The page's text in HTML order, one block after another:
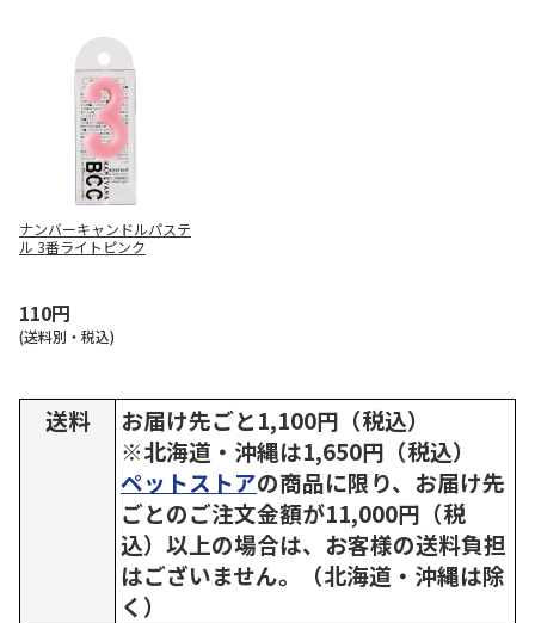
ナンバーキャンドルパステ
ル 3番ライトピンク
110円
(送料別・税込)
送料
お届け先ごと1,100円（税込）
※北海道・沖縄は1,650円（税込）
ペットストアの商品に限り、お届け先
ごとのご注文金額が11,000円（税
込）以上の場合は、お客様の送料負担
はございません。（北海道・沖縄は除
く）